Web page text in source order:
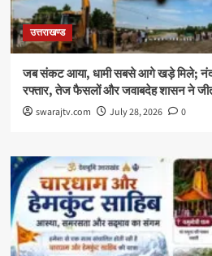
उत्तराखण्ड
जब संकट आया, धामी सबसे आगे खड़े मिले;
रफ्तार, तेज फैसलों और जवाबदेह शासन ने
swarajtv.com July 28, 2026 0